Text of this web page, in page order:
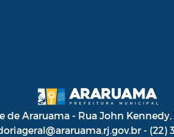
de Araruama - Rua John
- (22)